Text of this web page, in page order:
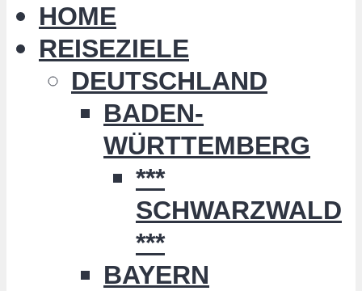
HOME
REISEZIELE
DEUTSCHLAND
BADEN-
WÜRTTEMBERG
***
SCHWARZWALD
***
BAYERN